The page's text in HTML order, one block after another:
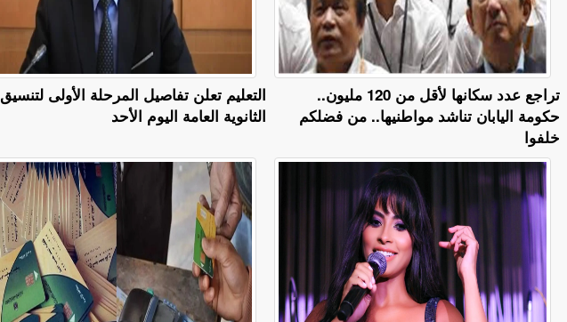
التعليم تعلن تفاصيل المرحلة الأولى لتنسيق
الثانوية العامة اليوم الأحد
تراجع عدد سكانها لأقل من 120 مليون..
حكومة اليابان تناشد مواطنيها.. من فضلكم
خلفوا